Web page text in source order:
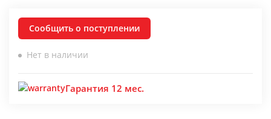
Сообщить о поступлении
Нет в наличии
Гарантия 12 мес.